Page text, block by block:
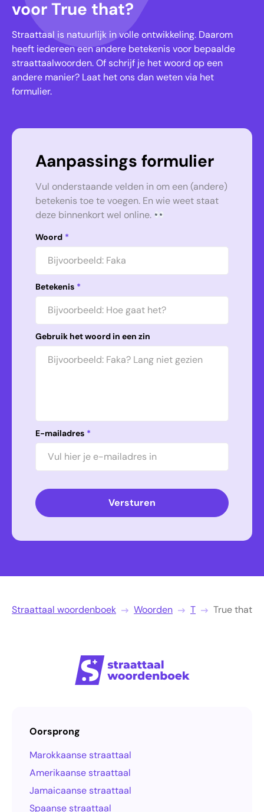
voor True that?
Straattaal is natuurlijk in volle ontwikkeling. Daarom
heeft iedereen een andere betekenis voor bepaalde
straattaalwoorden. Of schrijf je het woord op een
andere manier? Laat het ons dan weten via het
formulier.
Aanpassings formulier
Vul onderstaande velden in om een (andere)
betekenis toe te voegen. En wie weet staat
deze binnenkort wel online.
Woord *
Betekenis *
Gebruik het woord in een zin
E-mailadres *
Versturen
Straattaal woordenboek Woorden T True that
Oorsprong
Marokkaanse straattaal
Amerikaanse straattaal
Jamaicaanse straattaal
Spaanse straattaal